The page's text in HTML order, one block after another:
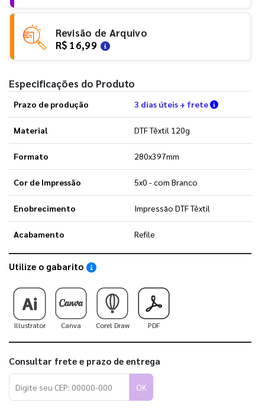
Revisão de Arquivo
R$ 16,99
Especificações do Produto
Prazo de produção 3 dias úteis + frete Verifique
Material DTF Têxtil 120g
Formato 280x397mm
Cor de Impressão 5x0 - com Branco
Enobrecimento Impressão DTF Têxtil
Acabamento Refile
Utilize o gabarito Saiba como utilizar os nossos gabaritos
Illustrator Canva Corel Draw PDF
Consultar frete e prazo de entrega
OK